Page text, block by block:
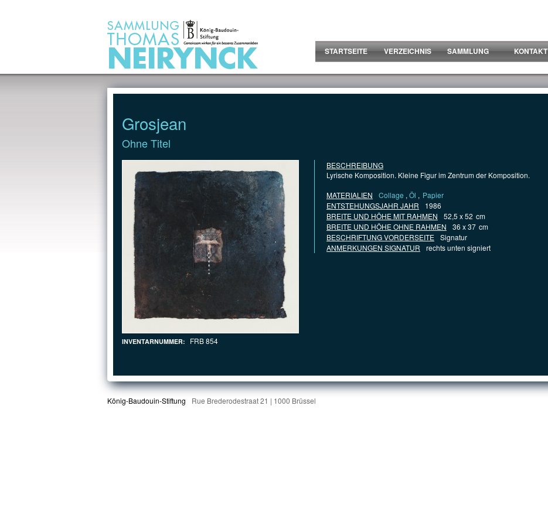
STARTSEITE
VERZEICHNIS SAMMLUNG KONTAKT
Grosjean
Ohne Titel
INVENTARNUMMER: FRB 854
BESCHREIBUNG
Lyrische Komposition. Kleine Figur im Zentrum der Komposition.
MATERIALIEN
Collage , Öl , Papier
ENTSTEHUNGSJAHR JAHR
1986
BREITE UND HÖHE MIT RAHMEN
52,5 x 52 cm
BREITE UND HÖHE OHNE RAHMEN
36 x 37 cm
BESCHRIFTUNG VORDERSEITE Signatur
ANMERKUNGEN SIGNATUR
rechts unten signiert
König-Baudouin-Stiftung Rue Brederodestraat 21 | 1000 Brüssel